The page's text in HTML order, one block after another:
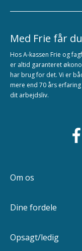
Med Frie får
Hos A-kassen Frie og
er altid garanteret
har brug for det. Vi er
mere end 70 års
dit arbejdsliv.
Om os
Dine fordele
Opsagt/ledig